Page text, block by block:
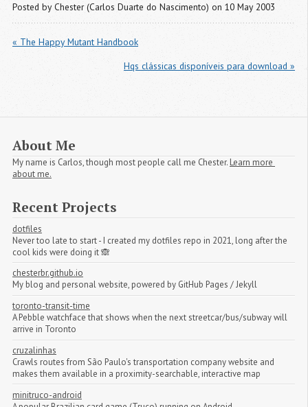
Posted by Chester (Carlos Duarte do Nascimento) on 10 May 2003
« The Happy Mutant Handbook
Hqs clássicas disponíveis para download »
About Me
My name is Carlos, though most people call me Chester. Learn more
about me.
Recent Projects
dotfiles
Never too late to start - I created my dotfiles repo in 2021, long after the
cool kids were doing it 🙈
chesterbr.github.io
My blog and personal website, powered by GitHub Pages / Jekyll
toronto-transit-time
A Pebble watchface that shows when the next streetcar/bus/subway will
arrive in Toronto
cruzalinhas
Crawls routes from São Paulo's transportation company website and
makes them available in a proximity-searchable, interactive map
minitruco-android